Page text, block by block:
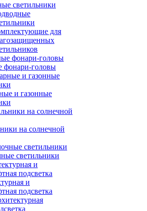
светильники
для
фонари-головы
и газонные
на солнечной
светильники
и
подсветка